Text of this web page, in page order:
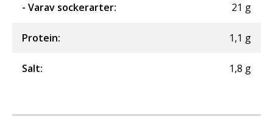
- Varav sockerarter: 21 g
Protein: 1,1 g
Salt: 1,8 g